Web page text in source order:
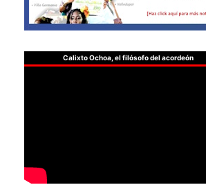
Calixto Ochoa, el filósofo del acordeón